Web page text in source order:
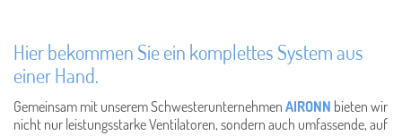
Hier bekommen Sie ein komplettes System aus
einer Hand.
Gemeinsam mit unserem Schwesterunternehmen AIRONN bieten wir
nicht nur leistungsstarke Ventilatoren, sondern auch umfassende, auf